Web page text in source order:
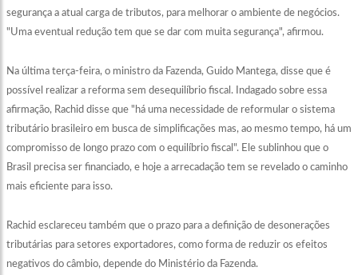
segurança a atual carga de tributos, para melhorar o ambiente de negócios.
"Uma eventual redução tem que se dar com muita segurança", afirmou.
Na última terça-feira, o ministro da Fazenda, Guido Mantega, disse que é
possível realizar a reforma sem desequilíbrio fiscal. Indagado sobre essa
afirmação, Rachid disse que "há uma necessidade de reformular o sistema
tributário brasileiro em busca de simplificações mas, ao mesmo tempo, há um
compromisso de longo prazo com o equilíbrio fiscal". Ele sublinhou que o
Brasil precisa ser financiado, e hoje a arrecadação tem se revelado o caminho
mais eficiente para isso.
Rachid esclareceu também que o prazo para a definição de desonerações
tributárias para setores exportadores, como forma de reduzir os efeitos
negativos do câmbio, depende do Ministério da Fazenda.